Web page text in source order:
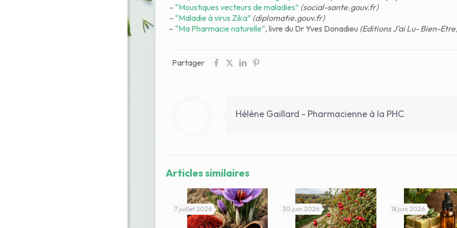
– “Moustiques vecteurs de maladies” (social-sante.gouv.fr)
– “Maladie à virus Zika” (diplomatie.gouv.fr)
– “Ma Pharmacie naturelle”, livre du Dr Yves Donadieu (Editions J’ai Lu- Bien-
Partager
Hélène Gaillard - Pharmacienne à la PHC
Articles similaires
7 juillet 2026 30 juin 2026 18 juin 2026